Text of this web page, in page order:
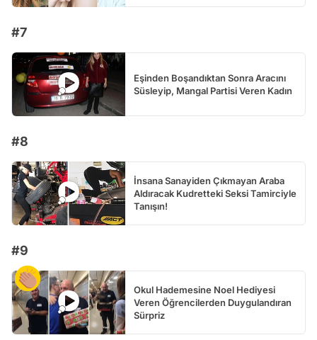
#7
Eşinden Boşandıktan Sonra Aracını
Süsleyip, Mangal Partisi Veren Kadın
#8
İnsana Sanayiden Çıkmayan Araba
Aldıracak Kudretteki Seksi Tamirciyle
Tanışın!
#9
Okul Hademesine Noel Hediyesi
Veren Öğrencilerden Duygulandıran
Sürpriz